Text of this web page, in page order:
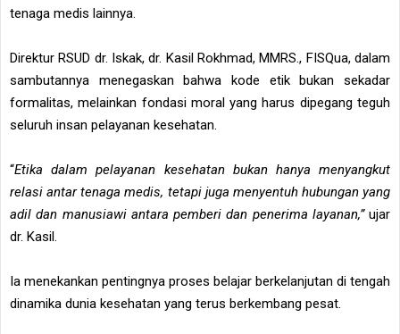
tenaga medis lainnya.
Direktur RSUD dr. Iskak, dr. Kasil Rokhmad, MMRS., FISQua, dalam
sambutannya menegaskan bahwa kode etik bukan sekadar
formalitas, melainkan fondasi moral yang harus dipegang teguh
seluruh insan pelayanan kesehatan.
“Etika dalam pelayanan kesehatan bukan hanya menyangkut
relasi antar tenaga medis, tetapi juga menyentuh hubungan yang
adil dan manusiawi antara pemberi dan penerima layanan,”ujar
dr. Kasil.
Ia menekankan pentingnya proses belajar berkelanjutan di tengah
dinamika dunia kesehatan yang terus berkembang pesat.